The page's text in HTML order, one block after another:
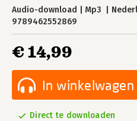
Audio-download Mp3
9789462552869
€ 14,99
In winkelwagen
Direct te downloaden